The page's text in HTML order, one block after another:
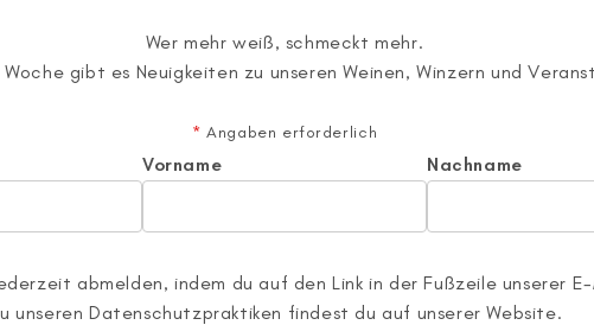
Wer mehr weiß, schmeckt mehr.
Woche gibt es Neuigkeiten zu unseren Weinen, Winzern und
* Angaben erforderlich
Vorname Nachname
abmelden, indem du auf den Link in der Fußzeile unserer
unseren Datenschutzpraktiken findest du auf unserer Website.